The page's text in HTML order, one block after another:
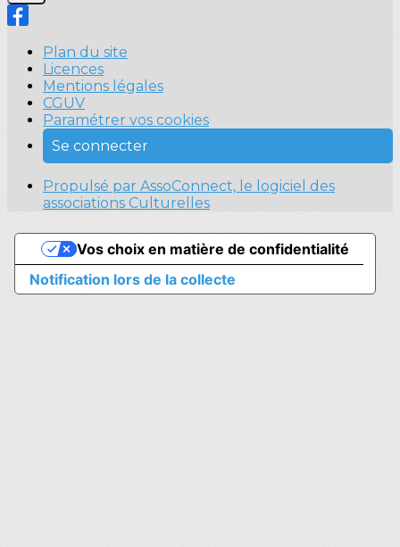
Plan du site
Licences
Mentions légales
CGUV
Paramétrer vos cookies
Se connecter
Propulsé par AssoConnect, le logiciel des
associations Culturelles
Notification lors de la collecte
Vos choix en matière de confidentialité